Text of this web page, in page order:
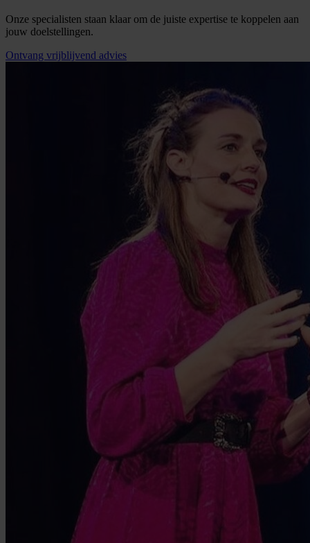
Onze specialisten staan klaar om de juiste expertise te koppelen aan
jouw doelstellingen.
Ontvang vrijblijvend advies